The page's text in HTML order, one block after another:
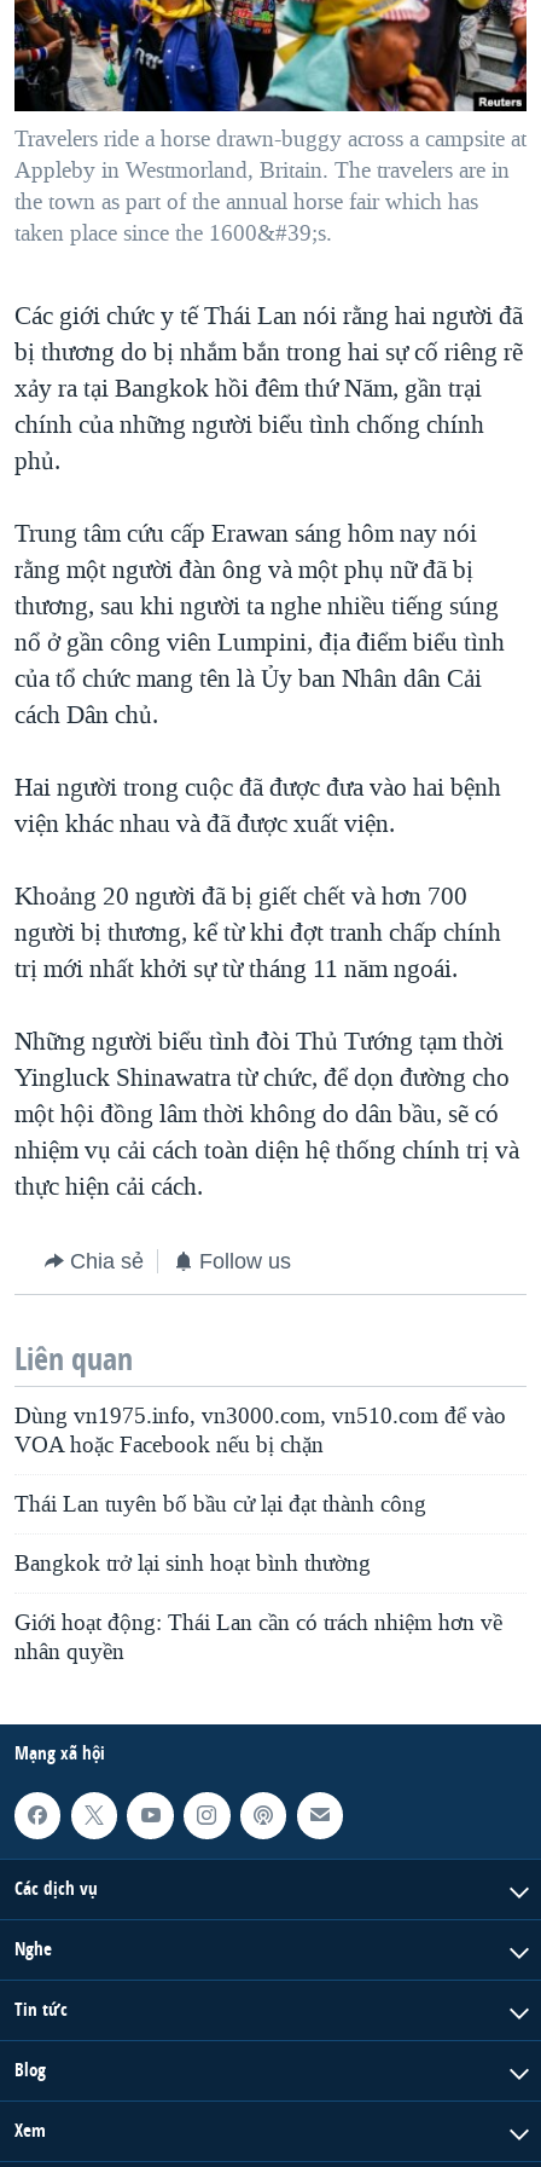
"Tìm"NGƯỜI VIỆT HẢI NGOẠI
ĐỜI SỐNG
KINH TẾ
SỨC KHOẺ
VĂN HOÁ
GIÁO DỤC
TẠI
HÀNH TRÌNH BẦU CỬ 2024
MỘT NĂM CHIẾN TRANH TẠI DẢI GAZA
GIẢI MÃ VÀNH ĐAI & CON ĐƯỜNG
NGÀY TỊ NẠN THẾ GIỚI
TRỊNH VĨNH BÌNH - NGƯỜI HẠ 'BÊN THẮNG CUỘC'
CHI PHÍ CHIẾN TRANH AFGHANISTAN
CÁC GIÁ TRỊ CỘNG HÒA Ở VIỆT NAM
THƯỢNG ĐỈNH TRUMP-KIM TẠI VIỆT NAM
TRỊNH VĨNH BÌNH VS. CHÍNH PHỦ VIỆT NAM
BÊN KIA QUỐC LỘ: TIẾNG VỌNG TỪ NÔNG THÔN MỸ
QUAN HỆ VIỆT MỸ
VIDEO
NGHE
MẠNG XÃ HỘI
Ngôn ngữ khác
Travelers ride a horse drawn-buggy across a campsite at
Appleby in Westmorland, Britain. The travelers are in
the town as part of the annual horse fair which has
taken place since the 1600&#39;s.
Các giới chức y tế Thái Lan nói rằng hai người đã
bị thương do bị nhắm bắn trong hai sự cố riêng rẽ
xảy ra tại Bangkok hồi đêm thứ Năm, gần trại
chính của những người biểu tình chống chính
phủ.
Trung tâm cứu cấp Erawan sáng hôm nay nói
rằng một người đàn ông và một phụ nữ đã bị
thương, sau khi người ta nghe nhiều tiếng súng
nổ ở gần công viên Lumpini, địa điểm biểu tình
của tổ chức mang tên là Ủy ban Nhân dân Cải
cách Dân chủ.
Hai người trong cuộc đã được đưa vào hai bệnh
viện khác nhau và đã được xuất viện.
Khoảng 20 người đã bị giết chết và hơn 700
người bị thương, kể từ khi đợt tranh chấp chính
trị mới nhất khởi sự từ tháng 11 năm ngoái.
Những người biểu tình đòi Thủ Tướng tạm thời
Yingluck Shinawatra từ chức, để dọn đường cho
một hội đồng lâm thời không do dân bầu, sẽ có
nhiệm vụ cải cách toàn diện hệ thống chính trị và
thực hiện cải cách.
Chia sẻ Follow us
Liên quan
Dùng vn1975.info, vn3000.com, vn510.com để vào
VOA hoặc Facebook nếu bị chặn
Thái Lan tuyên bố bầu cử lại đạt thành công
Bangkok trở lại sinh hoạt bình thường
Giới hoạt động: Thái Lan cần có trách nhiệm hơn về
nhân quyền
Mạng xã hội
Các dịch vụ
Nghe
Tin tức
Blog
Xem